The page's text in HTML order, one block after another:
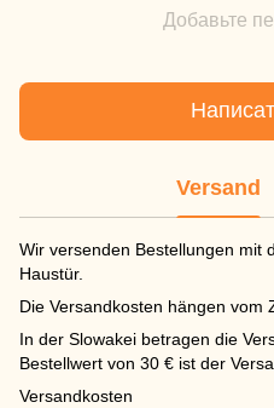
Добавьте
Versand
Wir versenden Bestellungen mit
Haustür.
Die Versandkosten hängen vom
In der Slowakei betragen die
Bestellwert von 30 € ist der
Versandkosten